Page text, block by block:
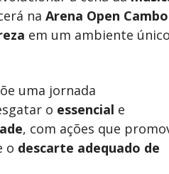
na Arena Open
em um ambiente
uma jornada
o essencial e
, com ações que
o descarte adequado de